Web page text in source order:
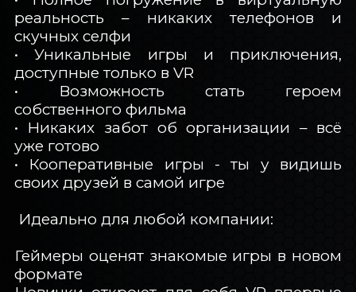
реальность – никаких телефонов и
скучных селфи
• Уникальные игры и приключения,
доступные только в VR
• Возможность стать героем
собственного фильма
• Никаких забот об организации – всё
уже готово
• Кооперативные игры - ты у видишь
своих друзей в самой игре
Идеально для любой компании:
Геймеры оценят знакомые игры в новом
формате